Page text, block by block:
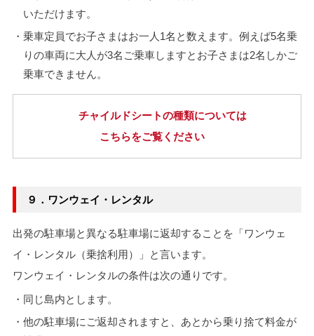
いただけます。
・乗車定員でお子さまはお一人1名と数えます。例えば5名乗
りの車両に大人が3名ご乗車しますとお子さまは2名しかご
乗車できません。
チャイルドシートの種類については
こちらをご覧ください
９．ワンウェイ・レンタル
出発の駐車場と異なる駐車場に返却することを「ワンウェ
イ・レンタル（乗捨利用）」と言います。
ワンウェイ・レンタルの条件は次の通りです。
・同じ島内とします。
・他の駐車場にご返却されますと、あとから乗り捨て料金が